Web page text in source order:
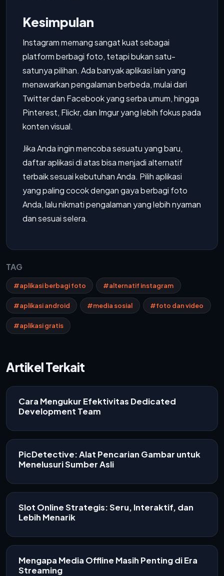
Kesimpulan
Instagram memang sangat kuat sebagai
platform berbagi foto, tetapi bukan satu-
satunya pilihan. Ada banyak aplikasi lain yang
menawarkan pengalaman berbeda, mulai dari
Twitter dan Facebook yang serba umum, hingga
Pinterest, Flickr, dan Imgur yang lebih fokus pada
konten visual.
Jika Anda ingin mencoba sesuatu yang baru,
daftar aplikasi di atas bisa menjadi alternatif
terbaik sesuai kebutuhan Anda. Pilih aplikasi
yang paling cocok dengan gaya berbagi foto
Anda, lalu nikmati pengalaman yang lebih nyaman
dan sesuai selera.
TAG
#aplikasi berbagi foto #alternatif instagram
#aplikasi android #media sosial #foto dan video
#aplikasi gratis
Artikel Terkait
Cara Mengukur Efektivitas Dedicated
Development Team
PicDetective: Alat Pencarian Gambar untuk
Menelusuri Sumber Asli
Slot Online Strategis: Seru, Interaktif, dan
Lebih Menarik
Mengapa Media Offline Masih Penting di Era
Streaming